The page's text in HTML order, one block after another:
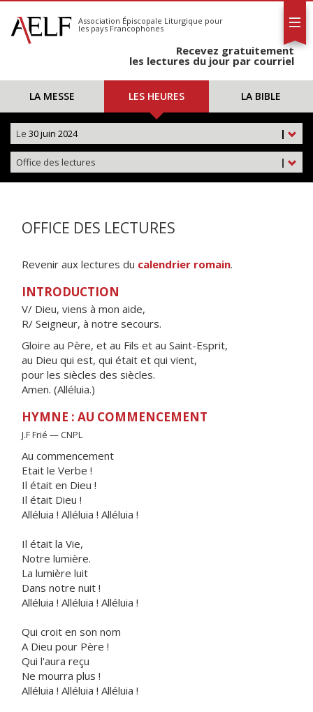
S'abonner
Calendrier
Association Épiscopale Liturgique pour
les pays Francophones
Recevez gratuitement
les lectures du jour par courriel
LA MESSE LES HEURES LA BIBLE
|
Le 30 juin 2024
|
Office des lectures
OFFICE DES LECTURES
Revenir aux lectures du calendrier romain.
INTRODUCTION
V/ Dieu, viens à mon aide,
R/ Seigneur, à notre secours.
Gloire au Père, et au Fils et au Saint-Esprit,
au Dieu qui est, qui était et qui vient,
pour les siècles des siècles.
Amen. (Alléluia.)
HYMNE : AU COMMENCEMENT
J.F Frié — CNPL
Au commencement
Etait le Verbe !
Il était en Dieu !
Il était Dieu !
Alléluia ! Alléluia ! Alléluia !
Il était la Vie,
Notre lumière.
La lumière luit
Dans notre nuit !
Alléluia ! Alléluia ! Alléluia !
Qui croit en son nom
A Dieu pour Père !
Qui l'aura reçu
Ne mourra plus !
Alléluia ! Alléluia ! Alléluia !